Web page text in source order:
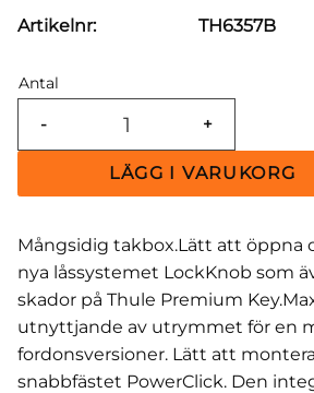
Antal
+
-
Artikelnr TH6357B
Mångsidig takbox.Lätt att öppna
nya låssystemet LockKnob som
skador på Thule Premium
utnyttjande av utrymmet för en
fordonsversioner. Lätt att
snabbfästet PowerClick. Den